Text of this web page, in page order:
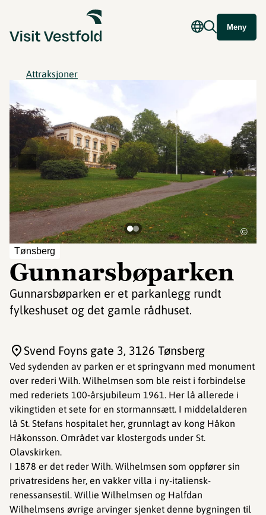
Meny
Attraksjoner
Tønsberg
Gunnarsbøparken
Gunnarsbøparken er et parkanlegg rundt
fylkeshuset og det gamle rådhuset.
©
Ved sydenden av parken er et springvann med monument
over rederi Wilh. Wilhelmsen som ble reist i forbindelse
med rederiets 100-årsjubileum 1961. Her lå allerede i
vikingtiden et sete for en stormannsætt. I middelalderen
lå St. Stefans hospitalet her, grunnlagt av kong Håkon
Håkonsson. Området var klostergods under St.
Olavskirken.
I 1878 er det reder Wilh. Wilhelmsen som oppfører sin
privatresidens her, en vakker villa i ny-italiensk-
renessansestil. Willie Wilhelmsen og Halfdan
Wilhelmsens øvrige arvinger sjenket denne bygningen til
Svend Foyns gate 3, 3126 Tønsberg